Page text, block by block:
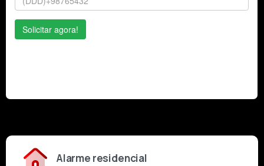
Alarme residencial